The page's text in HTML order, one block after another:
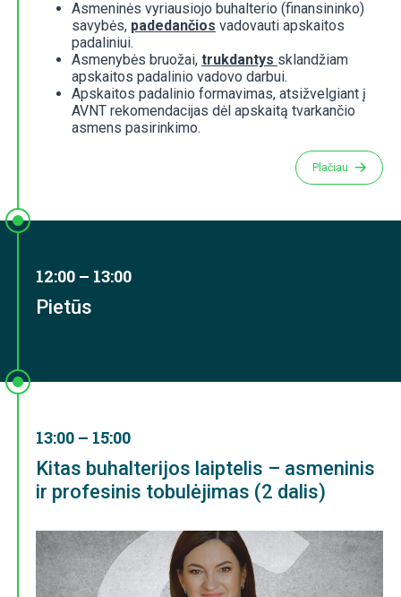
Asmeninės vyriausiojo buhalterio (finansininko)
savybės, padedančios vadovauti apskaitos
padaliniui.
Asmenybės bruožai, trukdantys sklandžiam
apskaitos padalinio vadovo darbui.
Apskaitos padalinio formavimas, atsižvelgiant į
AVNT rekomendacijas dėl apskaitą tvarkančio
asmens pasirinkimo.
Plačiau
12:00 – 13:00
Pietūs
13:00 – 15:00
Kitas buhalterijos laiptelis – asmeninis
ir profesinis tobulėjimas (2 dalis)